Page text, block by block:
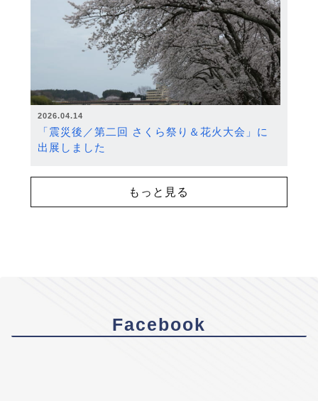
2026.04.14
「震災後／第二回 さくら祭り＆花火大会」に
出展しました
もっと見る
Facebook